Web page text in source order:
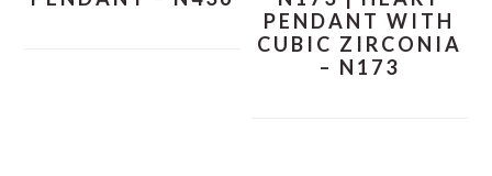
PENDANT WITH
CUBIC ZIRCONIA
– N173